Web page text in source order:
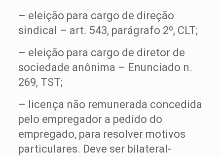
– eleição para cargo de direção
sindical – art. 543, parágrafo 2º, CLT;
– eleição para cargo de diretor de
sociedade anônima – Enunciado n.
269, TST;
– licença não remunerada concedida
pelo empregador a pedido do
empregado, para resolver motivos
particulares. Deve ser bilateral-